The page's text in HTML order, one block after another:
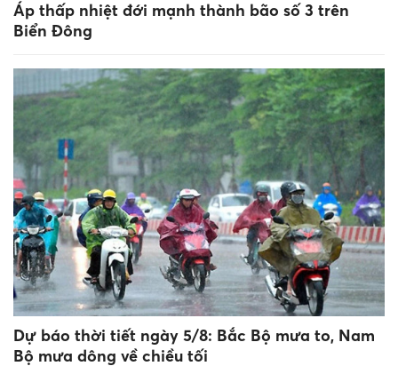
Áp thấp nhiệt đới mạnh thành bão số 3 trên
Biển Đông
Dự báo thời tiết ngày 5/8: Bắc Bộ mưa to, Nam
Bộ mưa dông về chiều tối